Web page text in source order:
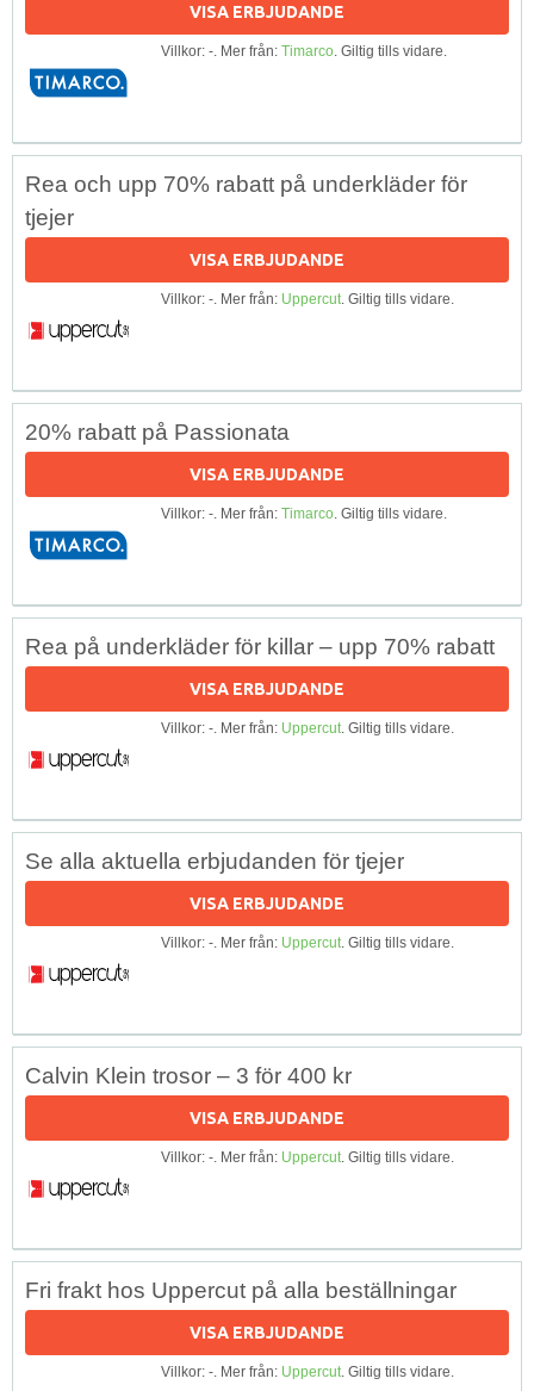
VISA ERBJUDANDE
Villkor: -. Mer från: Timarco. Giltig tills vidare.
Rea och upp 70% rabatt på underkläder för
tjejer
VISA ERBJUDANDE
Villkor: -. Mer från: Uppercut. Giltig tills vidare.
20% rabatt på Passionata
VISA ERBJUDANDE
Villkor: -. Mer från: Timarco. Giltig tills vidare.
Rea på underkläder för killar – upp 70% rabatt
VISA ERBJUDANDE
Villkor: -. Mer från: Uppercut. Giltig tills vidare.
Se alla aktuella erbjudanden för tjejer
VISA ERBJUDANDE
Villkor: -. Mer från: Uppercut. Giltig tills vidare.
Calvin Klein trosor – 3 för 400 kr
VISA ERBJUDANDE
Villkor: -. Mer från: Uppercut. Giltig tills vidare.
Fri frakt hos Uppercut på alla beställningar
VISA ERBJUDANDE
Villkor: -. Mer från: Uppercut. Giltig tills vidare.